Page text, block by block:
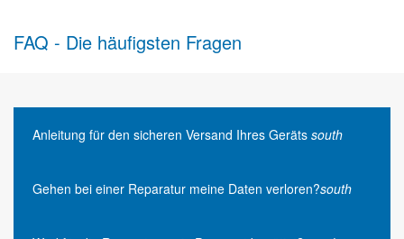
FAQ - Die häufigsten Fragen
Anleitung für den sicheren Versand Ihres Geräts south
Gehen bei einer Reparatur meine Daten verloren?south